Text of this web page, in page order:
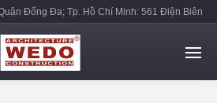
Đống Đa; Tp. Hồ Chí Minh: 561 Điện Biên